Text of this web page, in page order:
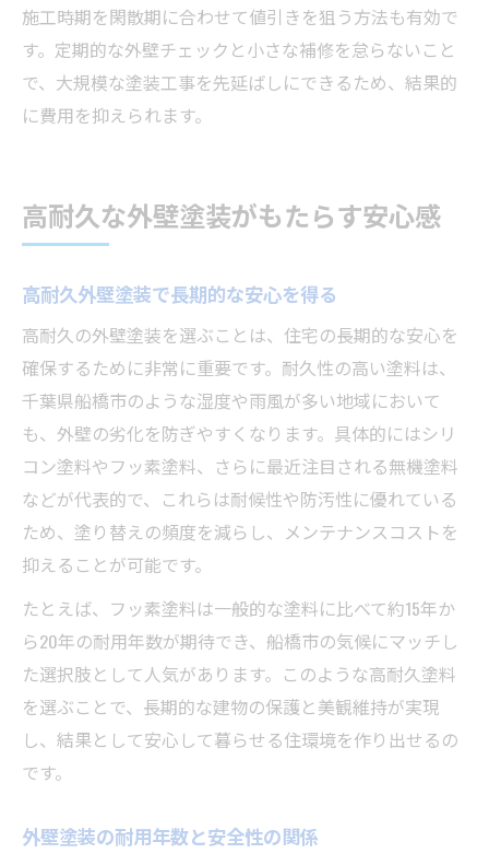
施工時期を閑散期に合わせて値引きを狙う方法も有効で
す。定期的な外壁チェックと小さな補修を怠らないこと
で、大規模な塗装工事を先延ばしにできるため、結果的
に費用を抑えられます。
高耐久な外壁塗装がもたらす安心感
高耐久外壁塗装で長期的な安心を得る
高耐久の外壁塗装を選ぶことは、住宅の長期的な安心を
確保するために非常に重要です。耐久性の高い塗料は、
千葉県船橋市のような湿度や雨風が多い地域において
も、外壁の劣化を防ぎやすくなります。具体的にはシリ
コン塗料やフッ素塗料、さらに最近注目される無機塗料
などが代表的で、これらは耐候性や防汚性に優れている
ため、塗り替えの頻度を減らし、メンテナンスコストを
抑えることが可能です。
たとえば、フッ素塗料は一般的な塗料に比べて約15年か
ら20年の耐用年数が期待でき、船橋市の気候にマッチし
た選択肢として人気があります。このような高耐久塗料
を選ぶことで、長期的な建物の保護と美観維持が実現
し、結果として安心して暮らせる住環境を作り出せるの
です。
外壁塗装の耐用年数と安全性の関係